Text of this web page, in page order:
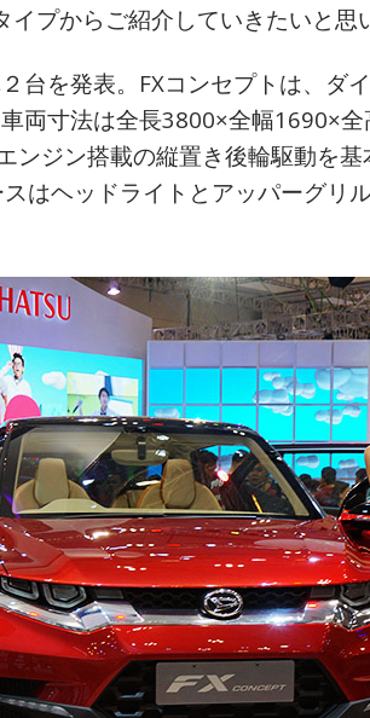
プからご紹介していきたいと思
台を発表。FXコンセプトは、ダ
両寸法は全長3800×全幅1690×
ンジン搭載の縦置き後輪駆動を
はヘッドライトとアッパーグリ